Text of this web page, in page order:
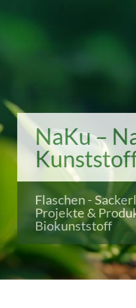
NaKu –
Flaschen -
Projekte &
Biokunststoff